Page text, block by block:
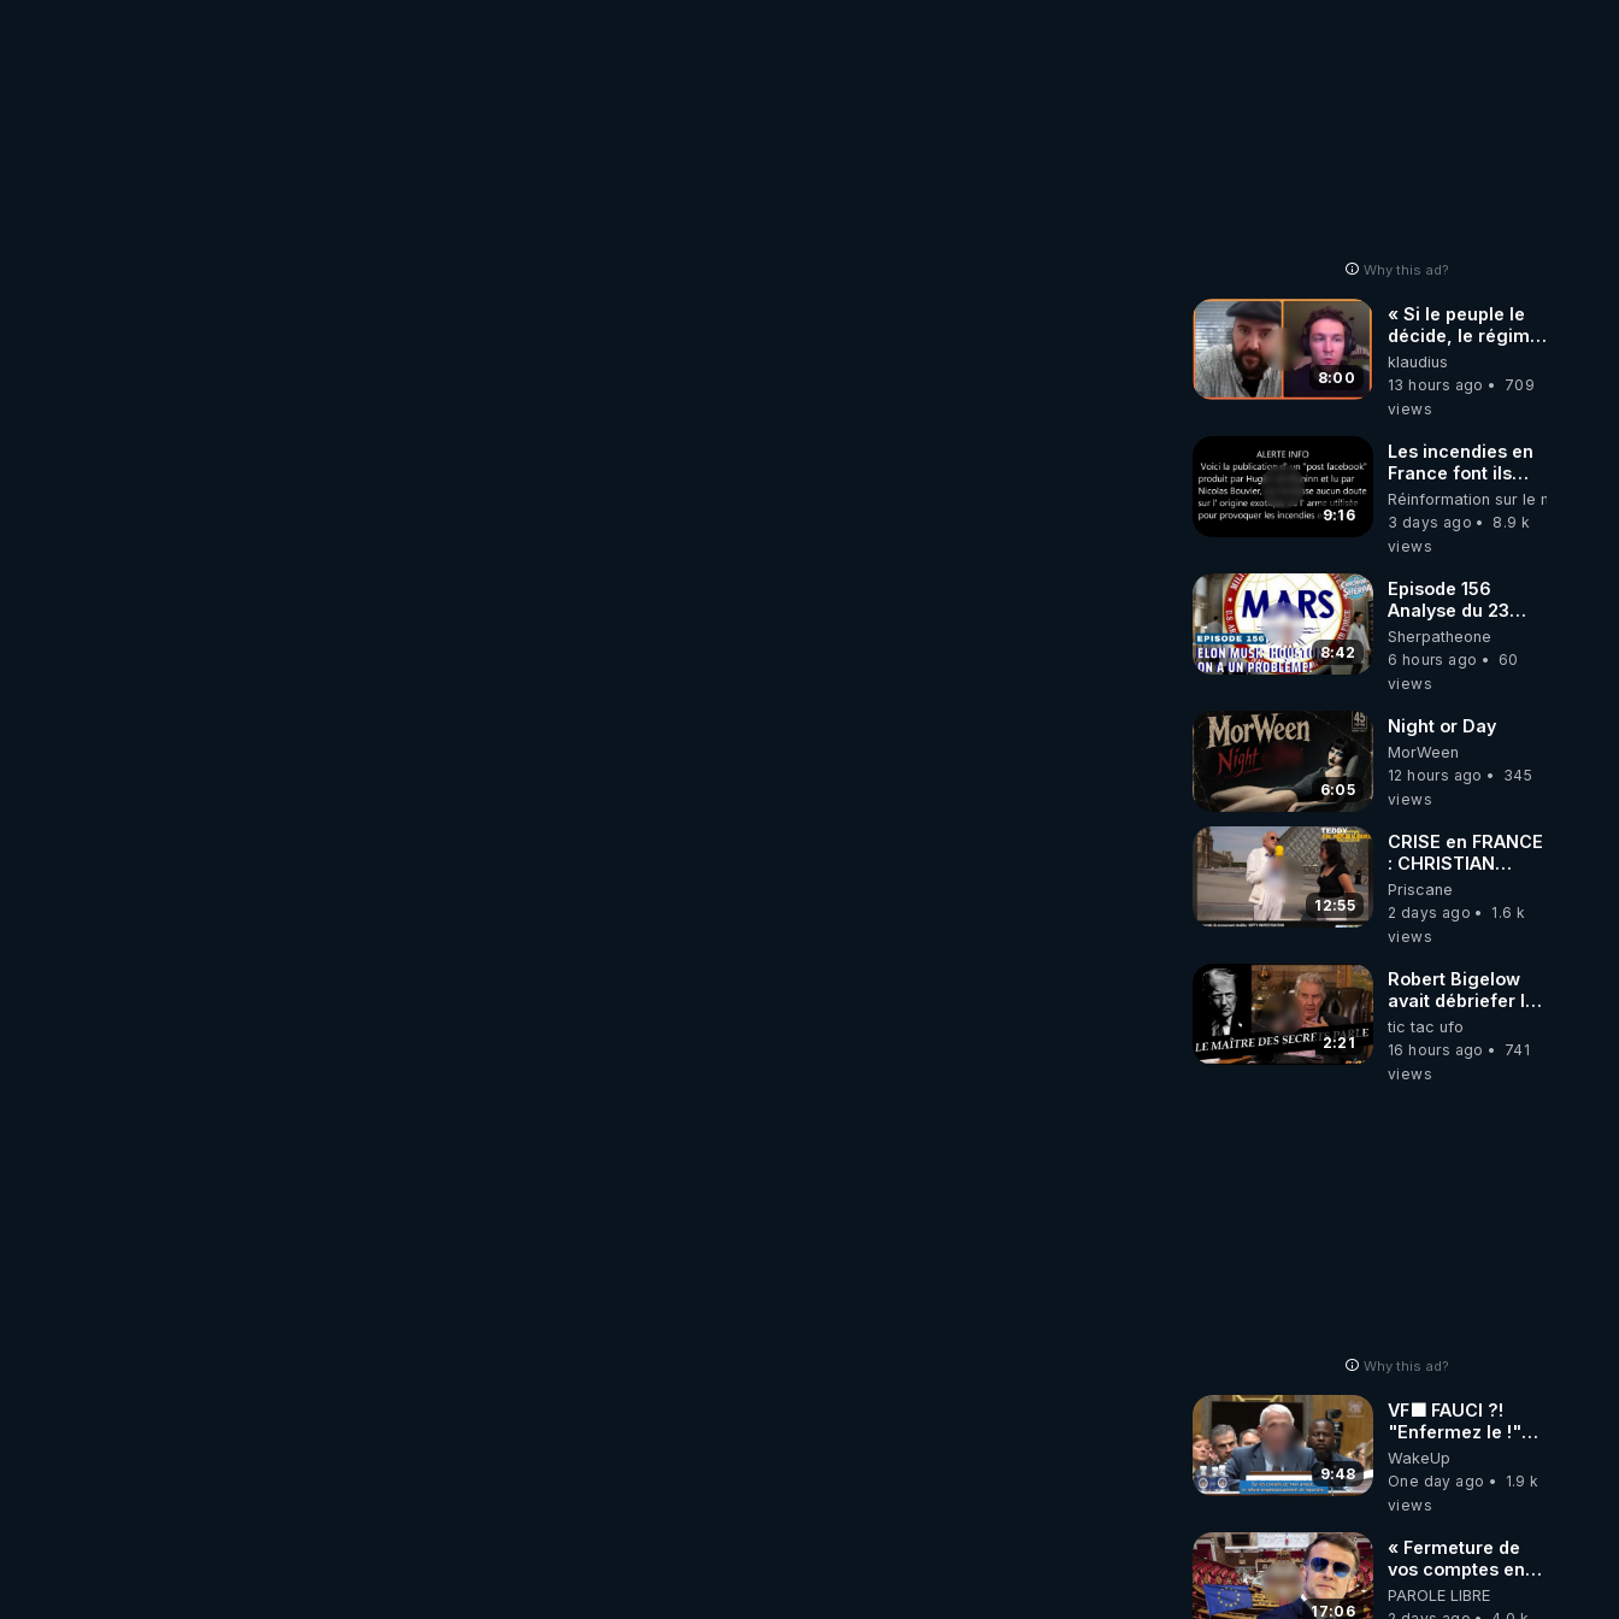
Why this ad?
8:00
« Si le peuple le
décide, le régime
peut tomber
demain ! »
klaudius
13 hours ago
709
views
9:16
Les incendies en
France font ils
partie d' un plan
qui aurait débuté
le 11 septembre
Réinformation sur le monde
3 days ago
8.9 k
views
8:42
Episode 156
Analyse du 23
février 2025 Elon
Musk : Houston ,
on a un problème
Sherpatheone
6 hours ago
60
views
6:05
Night or Day
MorWeen
12 hours ago
345
views
12:55
CRISE en FRANCE
: CHRISTIAN
COTTEN FAIT une
étrange
découverte
Priscane
2 days ago
1.6 k
views
2:21
Robert Bigelow
avait débriefer le
pédophile
génocidaire de
donald j trump
tic tac ufo
16 hours ago
741
views
Why this ad?
9:48
VF🟩 FAUCI ?!
"Enfermez le !"
(Lock him up!) -
Quartz Traduction
WakeUp
One day ago
1.9 k
views
17:06
« Fermeture de
vos comptes en
banque ! » :
Macron impose
PAROLE LIBRE